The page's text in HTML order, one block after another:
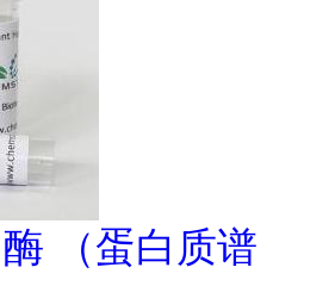
（蛋白质谱